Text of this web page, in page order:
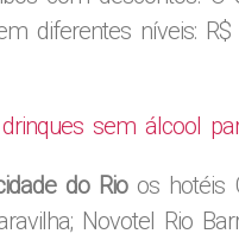
diferentes níveis:
sem álcool
do Rioos hotéis
Novotel Rio